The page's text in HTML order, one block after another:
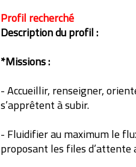
Profil recherché
Description du profil :
*Missions :
- Accueillir, renseigner,
s’apprêtent à subir.
- Fluidifier au maximum le
proposant les files d’attente